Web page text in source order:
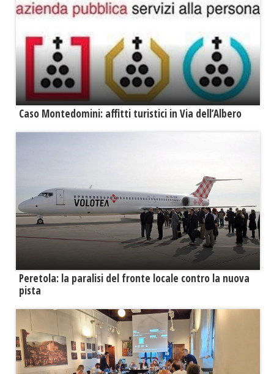
Caso Montedomini: affitti turistici in Via dell’Albero
Peretola: la paralisi del fronte locale contro la nuova
pista